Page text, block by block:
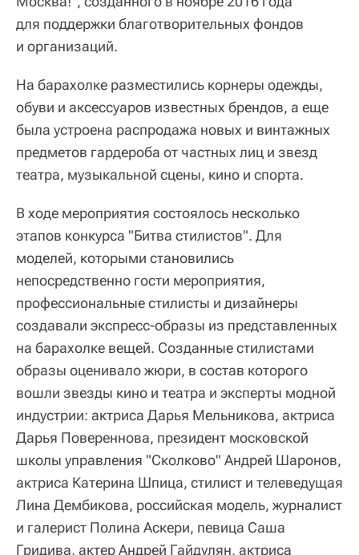
для поддержки благотворительных фондов
и организаций.
На барахолке разместились корнеры одежды,
обуви и аксессуаров известных брендов, а еще
была устроена распродажа новых и винтажных
предметов гардероба от частных лиц и звезд
театра, музыкальной сцены, кино и спорта.
В ходе мероприятия состоялось несколько
этапов конкурса "Битва стилистов". Для
моделей, которыми становились
непосредственно гости мероприятия,
профессиональные стилисты и дизайнеры
создавали экспресс-образы из представленных
на барахолке вещей. Созданные стилистами
образы оценивало жюри, в состав которого
вошли звезды кино и театра и эксперты модной
индустрии: актриса Дарья Мельникова, актриса
Дарья Повереннова, президент московской
школы управления "Сколково" Андрей Шаронов,
актриса Катерина Шпица, стилист и телеведущая
Лина Дембикова, российская модель, журналист
и галерист Полина Аскери, певица Саша
Гридива, актер Андрей Гайдулян, актриса